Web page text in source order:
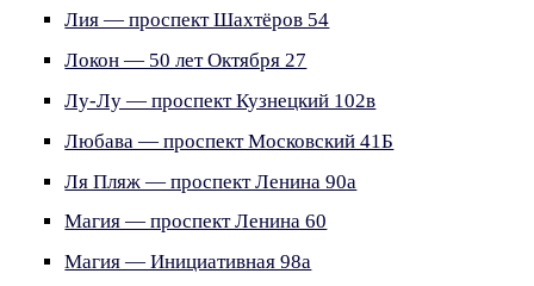
Лия — проспект Шахтёров 54
Локон — 50 лет Октября 27
Лу-Лу — проспект Кузнецкий 102в
Любава — проспект Московский 41Б
Ля Пляж — проспект Ленина 90а
Магия — проспект Ленина 60
Магия — Инициативная 98а